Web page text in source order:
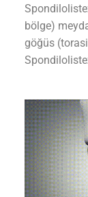
bölge)
göğüs